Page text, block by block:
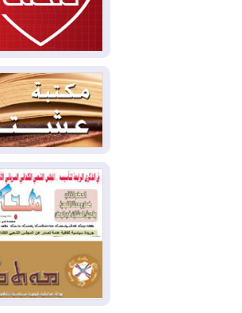
2026-08-03
دينار!
2026-08-03كوبا
وانهيار الشبكة
2026-08-03
بسبب الحرائق في
2026-08-02
الموظفين حتى
بطاقاتهم المصرفية
2026-08-02دمشق
أي هجوم من أراضي